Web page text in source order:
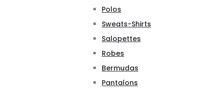
Polos
Sweats-Shirts
Salopettes
Robes
Bermudas
Pantalons